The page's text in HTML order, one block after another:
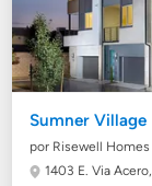
Sumner Village
por Risewell Homes
1403 E. Via Acero,